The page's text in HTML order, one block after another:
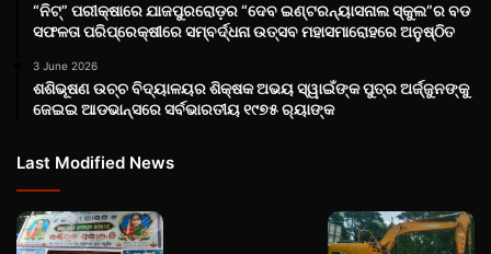
“ନିଟ୍‌” ପରୀକ୍ଷାରେ ଯାଜପୁରରୋଡ଼ର “ଦେବ ଇଣ୍ଟରନ୍ୟାସନାଲ ସ୍କୁଲ”ର ବଡ
ସଫଳତା ପରିପ୍ରେକ୍ଷୀରେ ସମ୍ବର୍ଦ୍ଧନା ଉତ୍ସବ ମହାସମାରୋହରେ ଅନୁଷ୍ଠିତ
3 June 2026
ଶଶିଭୂଷଣ ଉଚ୍ଚ ବିଦ୍ୟାଳୟର ଶିକ୍ଷକ ଅଭୟ ସ୍ୱାଇଁଙ୍କ ପୁତ୍ର ଅର୍ଜ୍ଜୁନଙ୍କୁ
ଜେଇଇ ଆଡଭାନ୍ସରେ ସର୍ବଭାରତୀୟ ୧୯୭୫ ର‌୍ୟାଙ୍କ
Last Modified News